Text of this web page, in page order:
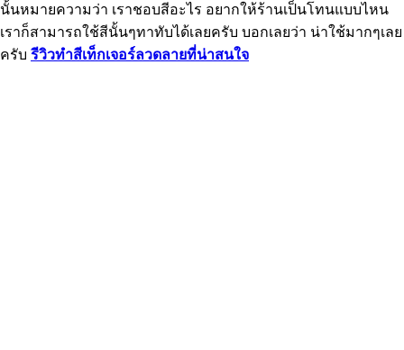
นั้นหมายความว่า เราชอบสีอะไร อยากให้ร้านเป็นโทนแบบไหน
เราก็สามารถใช้สีนั้นๆทาทับได้เลยครับ บอกเลยว่า น่าใช้มากๆเลย
ครับ รีวิวทำสีเท็กเจอร์ลวดลายที่น่าสนใจ